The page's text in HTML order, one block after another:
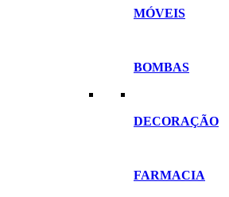
MÓVEIS
BOMBAS
DECORAÇÃO
FARMACIA